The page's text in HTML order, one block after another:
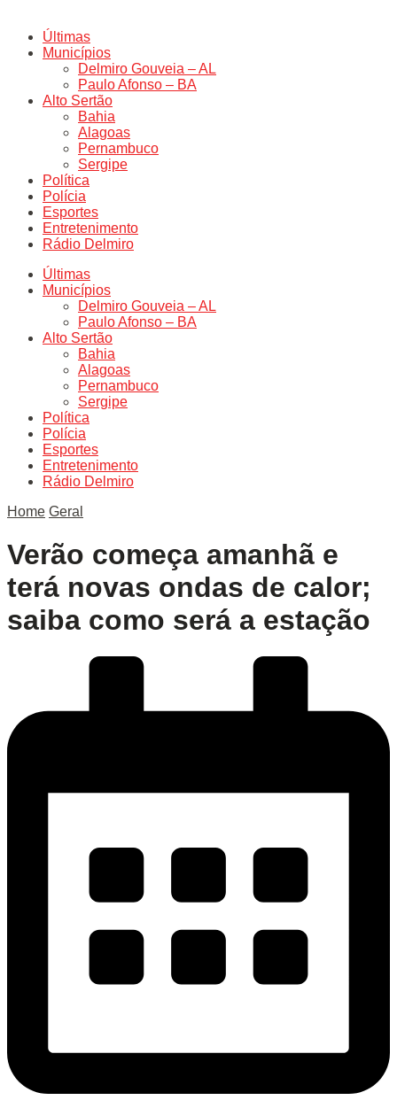
Últimas
Municípios
Delmiro Gouveia – AL
Paulo Afonso – BA
Alto Sertão
Bahia
Alagoas
Pernambuco
Sergipe
Política
Polícia
Esportes
Entretenimento
Rádio Delmiro
Últimas
Municípios
Delmiro Gouveia – AL
Paulo Afonso – BA
Alto Sertão
Bahia
Alagoas
Pernambuco
Sergipe
Política
Polícia
Esportes
Entretenimento
Rádio Delmiro
Home Geral
Verão começa amanhã e
terá novas ondas de calor;
saiba como será a estação